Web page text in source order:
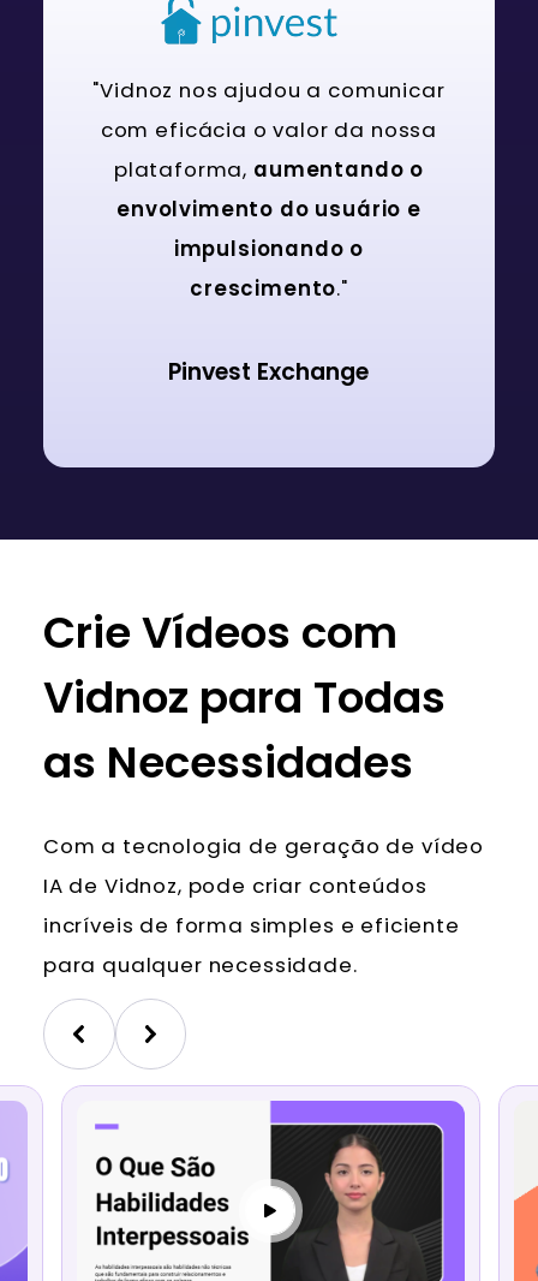
"Vidnoz nos ajudou a comunicar
com eficácia o valor da nossa
plataforma, aumentando o
envolvimento do usuário e
impulsionando o
crescimento."
Pinvest Exchange
Crie Vídeos com
Vidnoz para Todas
as Necessidades
Com a tecnologia de geração de vídeo
IA de Vidnoz, pode criar conteúdos
incríveis de forma simples e eficiente
para qualquer necessidade.